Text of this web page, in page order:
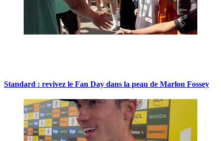
Standard : revivez le Fan Day dans la peau de Marlon Fossey